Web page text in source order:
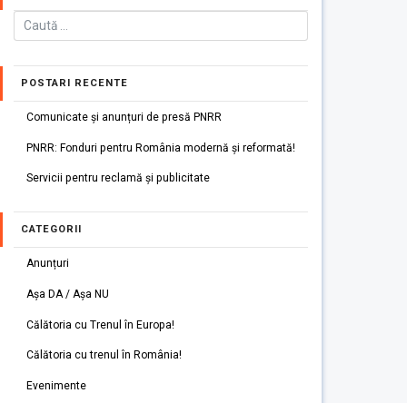
POSTARI RECENTE
Comunicate și anunțuri de presă PNRR
PNRR: Fonduri pentru România modernă și reformată!
Servicii pentru reclamă și publicitate
CATEGORII
Anunțuri
Așa DA / Așa NU
Călătoria cu Trenul în Europa!
Călătoria cu trenul în România!
Evenimente